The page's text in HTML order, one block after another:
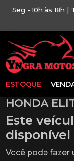
Seg - 10h às 18h |
ESTOQUE
HONDA
Este
disponível
Você pode fazer